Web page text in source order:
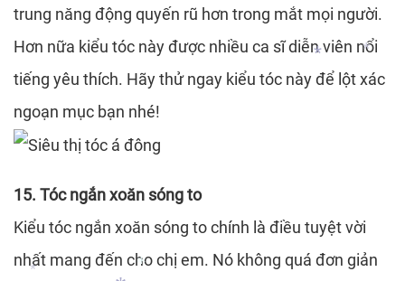
*
trung năng động quyến rũ hơn trong mắt mọi người.
Hơn nữa kiểu tóc này được nhiều ca sĩ diễn viên nổi
tiếng yêu thích. Hãy thử ngay kiểu tóc này để lột xác
ngoạn mục bạn nhé!
15. Tóc ngắn xoăn sóng to
Kiểu tóc ngắn xoăn sóng to chính là điều tuyệt vời
nhất mang đến cho chị em. Nó không quá đơn giản